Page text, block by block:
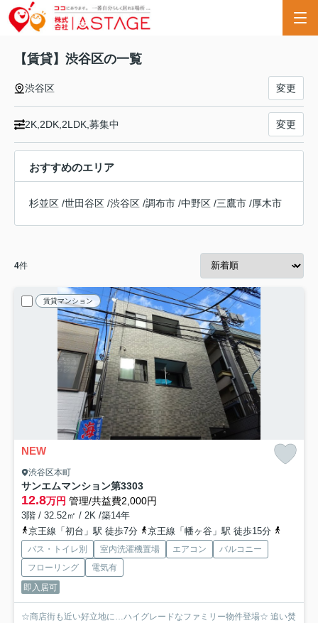
【賃貸】渋谷区の一覧
渋谷区 変更
2K,2DK,2LDK,募集中 変更
おすすめのエリア
杉並区 /世田谷区 /渋谷区 /調布市 /中野区 /三鷹市 /厚木市
4件
賃貸マンション
NEW
渋谷区本町
サンエムマンション第3303
12.8万円 管理/共益費2,000円
3階 / 32.52㎡ / 2K /築14年
京王線「初台」駅 徒歩7分
京王線「幡ヶ谷」駅 徒歩15分
バス・トイレ別 室内洗濯機置場 エアコン
バルコニー
フローリング
電気有
即入居可
☆商店街も近い好立地に…ハイグレードなファミリー物件登場☆ 追い焚